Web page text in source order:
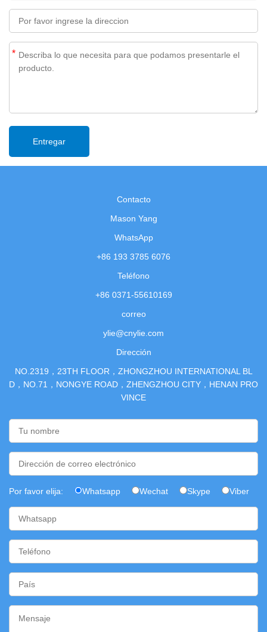
*
Contacto
Mason Yang
WhatsApp
+86 193 3785 6076
Teléfono
+86 0371-55610169
correo
ylie@cnylie.com
Dirección
NO.2319，23TH FLOOR，ZHONGZHOU INTERNATIONAL BL
D，NO.71，NONGYE ROAD，ZHENGZHOU CITY，HENAN PRO
VINCE
Por favor elija: Whatsapp Wechat Skype Viber